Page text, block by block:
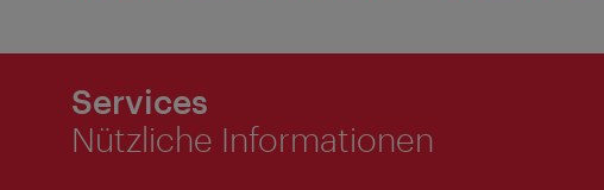
Services
Nützliche Informationen